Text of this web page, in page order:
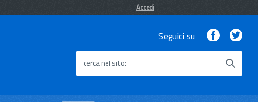
Accedi
Seguici su Facebook
cerca nel sito